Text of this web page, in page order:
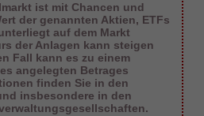
ist mit Chancen und
der genannten Aktien, ETFs
auf dem Markt
der Anlagen kann steigen
Fall kann es zu einem
angelegten Betrages
finden Sie in den
insbesondere in den